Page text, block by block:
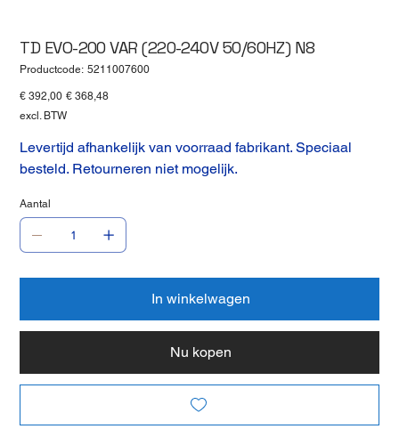
TD EVO-200 VAR (220-240V 50/60HZ) N8
Productcode: Productcode
5211007600
Originele
€ 392,00 Verkoopprijs
€ 368,48
excl. BTW
Levertijd afhankelijk van voorraad fabrikant. Speciaal
besteld. Retourneren niet mogelijk.
Aantal
In winkelwagen
Nu kopen